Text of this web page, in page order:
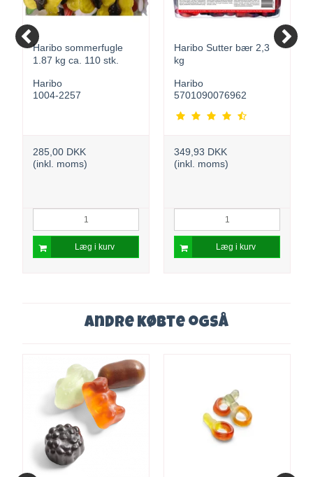
Haribo sommerfugle
1.87 kg ca. 110 stk.
Haribo
1004-2257
285,00 DKK
(inkl. moms)
Læg i kurv
Haribo Sutter bær 2,3
kg
Haribo
5701090076962
349,93 DKK
(inkl. moms)
Læg i kurv
Andre købte også